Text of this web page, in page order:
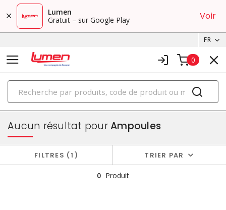
Lumen
Gratuit – sur Google Play
Voir
FR
0
PRODUITS
éclairage
Aucun résultat pourAmpoules
FILTRES 1 TRIER PAR
0 Produit